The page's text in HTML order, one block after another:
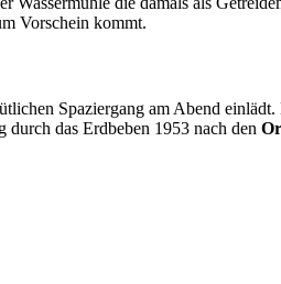
Vorschein kommt.
Spaziergang am Abend
das Erdbeben 1953 nach den